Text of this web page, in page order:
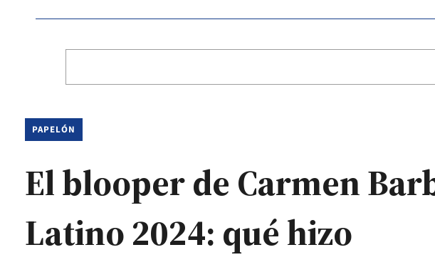
PAPELÓN
El blooper de Carmen
Latino 2024: qué hizo